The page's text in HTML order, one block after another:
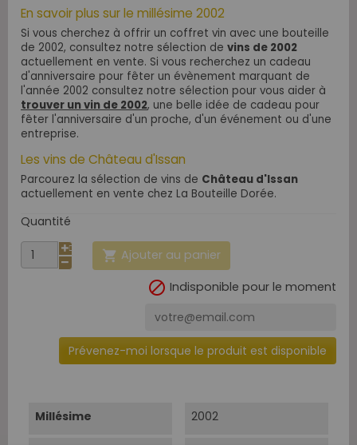
En savoir plus sur le millésime 2002
Si vous cherchez à offrir un coffret vin avec une bouteille
de 2002, consultez notre sélection de vins de 2002
actuellement en vente. Si vous recherchez un cadeau
d'anniversaire pour fêter un évènement marquant de
l'année 2002 consultez notre sélection pour vous aider à
trouver un vin de 2002, une belle idée de cadeau pour
fêter l'anniversaire d'un proche, d'un événement ou d'une
entreprise.
Les vins de Château d'Issan
Parcourez la sélection de vins de Château d'Issan
actuellement en vente chez La Bouteille Dorée.
Quantité
 Ajouter au panier
 Indisponible pour le moment
Prévenez-moi lorsque le produit est disponible
Millésime 2002